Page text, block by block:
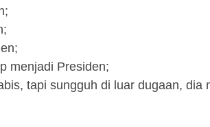
menjadi Presiden;
tapi sungguh di luar dugaan, dia